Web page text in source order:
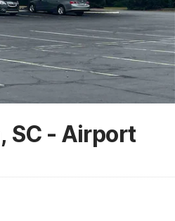
SC - Airport